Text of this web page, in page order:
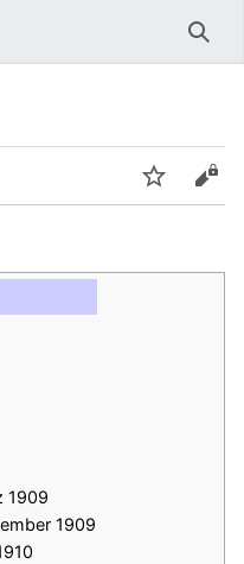
1909
1909